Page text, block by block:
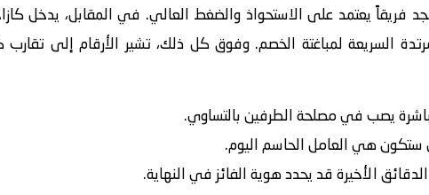
فريقاً يعتمد على الاستحواذ والضغط العالي. في المقابل، يدخل
السريعة لمباغتة الخصم. وفوق كل ذلك، تشير الأرقام إلى تقارب
يصب في مصلحة الطرفين بالتساوي.
ستكون هي العامل الحاسم اليوم.
الأخيرة قد يحدد هوية الفائز في النهاية.